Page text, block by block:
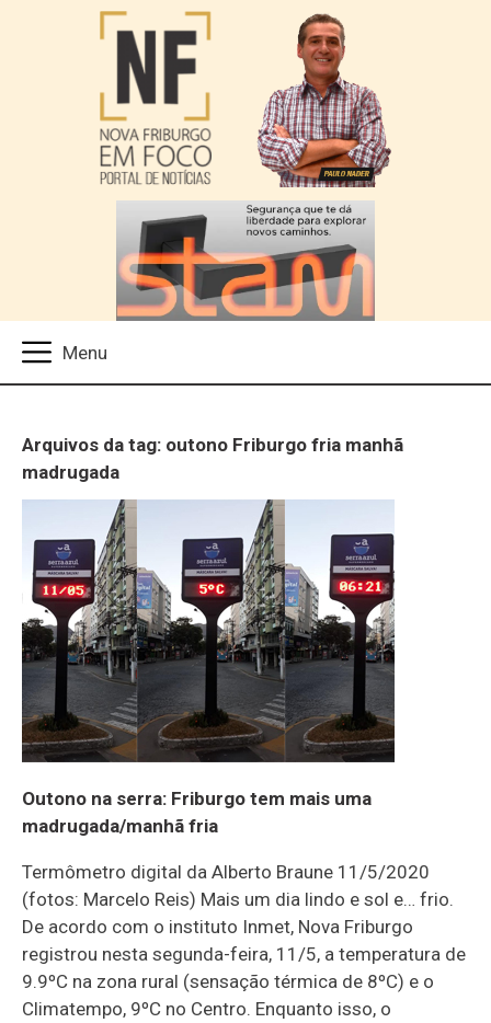
Arquivos da tag: outono Friburgo fria manhã
madrugada
Outono na serra: Friburgo tem mais uma
madrugada/manhã fria
Termômetro digital da Alberto Braune 11/5/2020
(fotos: Marcelo Reis) Mais um dia lindo e sol e… frio.
De acordo com o instituto Inmet, Nova Friburgo
registrou nesta segunda-feira, 11/5, a temperatura de
9.9ºC na zona rural (sensação térmica de 8ºC) e o
Climatempo, 9ºC no Centro. Enquanto isso, o